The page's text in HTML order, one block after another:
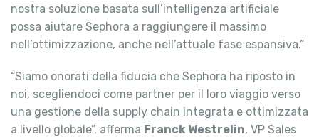
nostra soluzione basata sull’intelligenza artificiale
possa aiutare Sephora a raggiungere il massimo
nell’ottimizzazione, anche nell’attuale fase espansiva.”
“Siamo onorati della fiducia che Sephora ha riposto in
noi, scegliendoci come partner per il loro viaggio verso
una gestione della supply chain integrata e ottimizzata
a livello globale”, afferma Franck Westrelin, VP Sales